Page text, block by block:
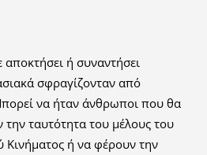
ή συναντήσει
σφραγίζονταν από
να ήταν άνθρωποι που θα
την ταυτότητα του μέλους του
Κινήματος ή να φέρουν την